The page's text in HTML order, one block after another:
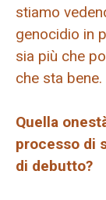
stiamo
genocidio in
sia più che
che sta bene.
Quella
processo di
di debutto?